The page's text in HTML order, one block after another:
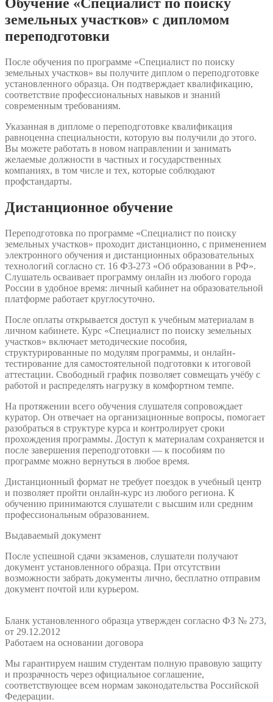
земельных участков» с дипломом
переподготовки
После обучения по программе «Специалист по поиску
земельных участков» вы получите диплом о переподготовке
установленного образца. Он подтверждает квалификацию,
соответствие профессиональных навыков и знаний
современным требованиям.
Указанная в дипломе о переподготовке квалификация
равноценна специальности, которую вы получили до этого.
Вы можете работать в новом направлении и занимать
желаемые должности в частных и государственных
компаниях, в том числе и тех, которые соблюдают
профстандарты.
Дистанционное обучение
Переподготовка по программе «Специалист по поиску
земельных участков» проходит дистанционно, с применением
электронного обучения и дистанционных образовательных
технологий согласно ст. 16 ФЗ-273 «Об образовании в РФ».
Слушатель осваивает программу онлайн из любого города
России в удобное время: личный кабинет на образовательной
платформе работает круглосуточно.
После оплаты открывается доступ к учебным материалам в
личном кабинете. Курс «Специалист по поиску земельных
участков» включает методические пособия,
структурированные по модулям программы, и онлайн-
тестирование для самостоятельной подготовки к итоговой
аттестации. Свободный график позволяет совмещать учёбу с
работой и распределять нагрузку в комфортном темпе.
На протяжении всего обучения слушателя сопровождает
куратор. Он отвечает на организационные вопросы, помогает
разобраться в структуре курса и контролирует сроки
прохождения программы. Доступ к материалам сохраняется и
после завершения переподготовки — к пособиям по
программе можно вернуться в любое время.
Дистанционный формат не требует поездок в учебный центр
и позволяет пройти онлайн-курс из любого региона. К
обучению принимаются слушатели с высшим или средним
профессиональным образованием.
Выдаваемый документ
После успешной сдачи экзаменов, слушатели получают
документ установленного образца. При отсутствии
возможности забрать документы лично, бесплатно отправим
документ почтой или курьером.
Бланк установленного образца утвержден согласно ФЗ № 273,
от 29.12.2012
Работаем на основании договора
Мы гарантируем нашим студентам полную правовую защиту
и прозрачность через официальное соглашение,
соответствующее всем нормам законодательства Российской
Федерации.